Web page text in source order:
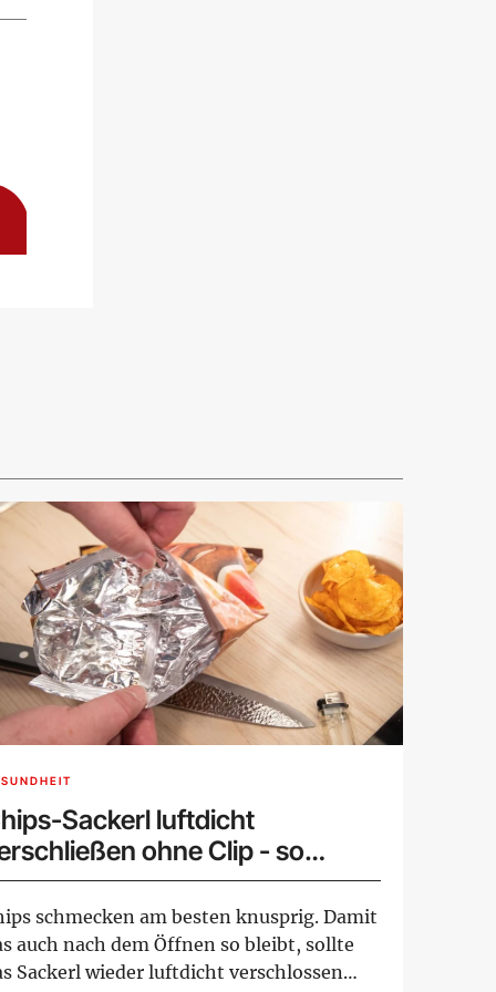
Sackerl luftdicht
ohne Clip - so
schmecken am besten knusprig. Damit
auch nach dem Öffnen so bleibt, sollte
Sackerl wieder luftdicht verschlossen